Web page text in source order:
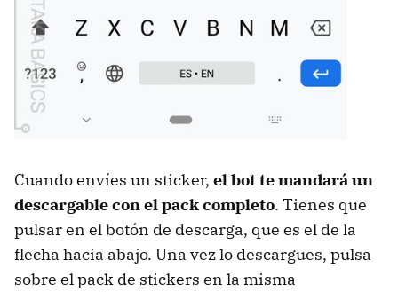
Cuando envíes un sticker, el bot te mandará un
descargable con el pack completo. Tienes que
pulsar en el botón de descarga, que es el de la
flecha hacia abajo. Una vez lo descargues, pulsa
sobre el pack de stickers en la misma